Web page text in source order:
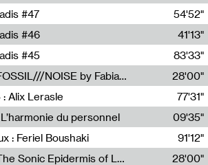
#47
54'52"
#46
41'13"
#45
83'33"
Radia Show #1113 : FOSSIL///NOISE by Fabiana Gibim / Wave Farm
28'00"
Alix Lerasle
77'31"
du personnel
09'35"
: Feriel Boushaki
91'12"
Radia Show #1112 : The Sonic Epidermis of Lake Léman by Paul Courlet / Guest Slot
28'00"